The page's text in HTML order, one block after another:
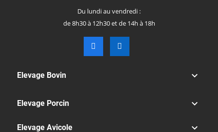
Du lundi au vendredi :
de 8h30 à 12h30 et de 14h à 18h
Elevage Bovin 
Elevage Porcin 
Elevage Avicole 